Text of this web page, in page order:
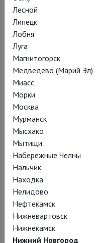
дорого,
прямого
зрителями.
вот,
Кропалов или
его «группа
фокусы,
Кузнецов
)
выкинуть
домашними
и тут весь зал
подушечный
исключение.
(в мой день –
другом
самых первых
Лесной
Липецк
Лобня
Луга
Магнитогорск
Медведево (Марий Эл)
Миасс
Морки
Москва
Мурманск
Мысхако
Мытищи
Набережные Челны
Нальчик
Находка
Нелидово
Нефтекамск
Нижневартовск
Нижнекамск
Нижний Новгород